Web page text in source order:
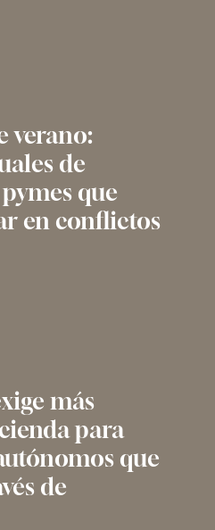
verano:
de
que
en conflictos
más
para
que
de